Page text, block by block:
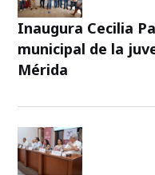
Inaugura Cecilia
municipal de la
Mérida